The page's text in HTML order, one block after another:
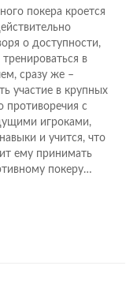
покера кроется
о доступности,
в
сразу же –
участие в крупных
противоречия с
игроками,
и учится, что
ему принимать
покеру…